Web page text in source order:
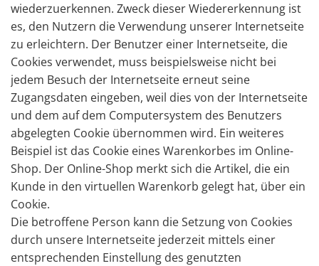
wiederzuerkennen. Zweck dieser Wiedererkennung ist
es, den Nutzern die Verwendung unserer Internetseite
zu erleichtern. Der Benutzer einer Internetseite, die
Cookies verwendet, muss beispielsweise nicht bei
jedem Besuch der Internetseite erneut seine
Zugangsdaten eingeben, weil dies von der Internetseite
und dem auf dem Computersystem des Benutzers
abgelegten Cookie übernommen wird. Ein weiteres
Beispiel ist das Cookie eines Warenkorbes im Online-
Shop. Der Online-Shop merkt sich die Artikel, die ein
Kunde in den virtuellen Warenkorb gelegt hat, über ein
Cookie.
Die betroffene Person kann die Setzung von Cookies
durch unsere Internetseite jederzeit mittels einer
entsprechenden Einstellung des genutzten